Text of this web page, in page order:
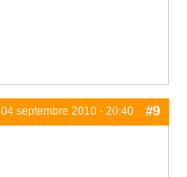
04 septembre 2010 - 20:40 #9